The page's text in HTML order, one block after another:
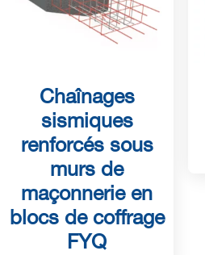
Chaînages
sismiques
renforcés sous
murs de
maçonnerie en
blocs de coffrage
FYQ